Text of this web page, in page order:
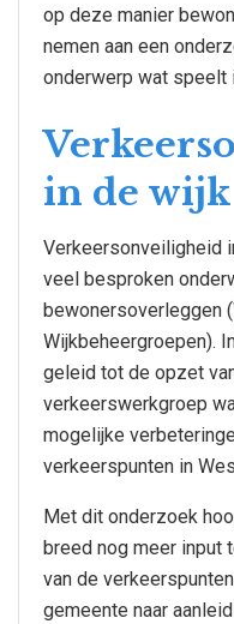
op deze manier
nemen aan een
onderwerp wat speelt
in de wijk
Verkeersonveiligheid
veel besproken
bewonersoverleggen
Wijkbeheergroepen).
geleid tot de opzet
verkeerswerkgroep
mogelijke
verkeerspunten in
Met dit onderzoek
breed nog meer input
van de
gemeente naar